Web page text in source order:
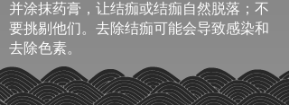
并涂抹药膏，让结痂或结痂自然脱落；不
要挑剔他们。去除结痂可能会导致感染和
去除色素。